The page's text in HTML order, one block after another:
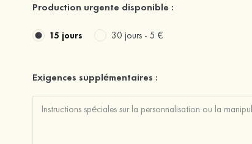
Production urgente disponible :
15 jours 30 jours -5 €
Exigences supplémentaires :